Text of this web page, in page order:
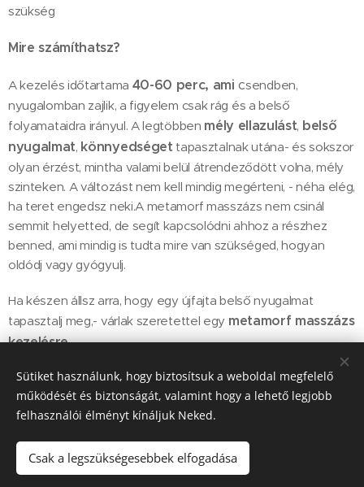
szükség
Mire számíthatsz?
A kezelés időtartama 40-60 perc, amicsendben,
nyugalomban zajlik, a figyelem csak rág és a belső
folyamataidra irányul. A legtöbben mély ellazulást, belső
nyugalmat, könnyedséget tapasztalnak utána- és sokszor
olyan érzést, mintha valami belül átrendeződött volna, mély
szinteken. A változást nem kell mindig megérteni, - néha elég,
ha teret engedsz neki.A metamorf masszázs nem csinál
semmit helyetted, de segít kapcsolódni ahhoz a részhez
benned, ami mindig is tudta mire van szükséged, hogyan
oldódj vagy gyógyulj.
Ha készen állsz arra, hogy egy újfajta belső nyugalmat
tapasztalj meg,- várlak szeretettel egy metamorf masszázs
kezelésre
Kapcsolat
Sütiket használunk, hogy biztosítsuk a weboldal megfelelő
működését és biztonságát, valamint hogy a lehető legjobb
felhasználói élményt kínáljuk Neked.
Csak a legszükségesebbek elfogadása